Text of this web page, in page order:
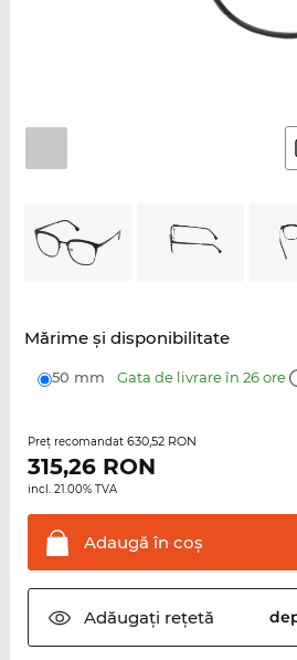
Mărime şi disponibilitate
50 mm Gata de livrare în 26 ore
Preţ recomandat 630,52 RON
315,26RON
incl. 21.00% TVA
Adaugă în coş
Adăugați rețetă